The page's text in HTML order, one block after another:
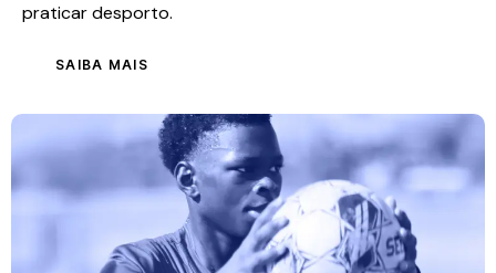
praticar desporto.
SAIBA MAIS